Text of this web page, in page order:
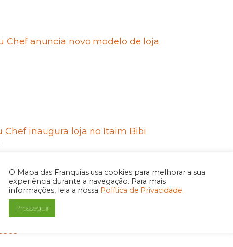
O Mapa das Franquias usa cookies para melhorar a sua
experiência durante a navegação. Para mais
informações, leia a nossa Política de Privacidade.
Prosseguir
Chef anuncia novo modelo de loja
Chef inaugura loja no Itaim Bibi
Coxinhas Du Chef inaugura 7 unidades